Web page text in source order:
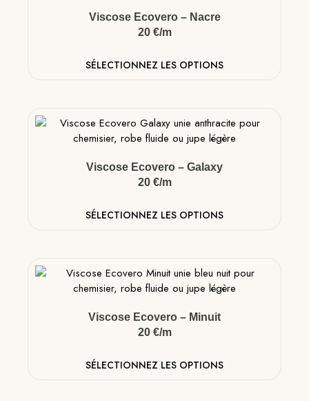
Viscose Ecovero – Nacre
20 €/m
SÉLECTIONNEZ LES OPTIONS
Viscose Ecovero – Galaxy
20 €/m
SÉLECTIONNEZ LES OPTIONS
Viscose Ecovero – Minuit
20 €/m
SÉLECTIONNEZ LES OPTIONS